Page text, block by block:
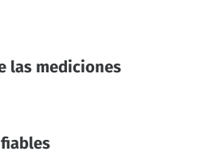
las mediciones